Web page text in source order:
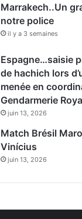
Marrakech..Un
notre police
il y a 3 semaines
Espagne…saisie
de hachich lors
menée en
Gendarmerie
juin 13, 2026
Match Brésil
Vinícius
juin 13, 2026